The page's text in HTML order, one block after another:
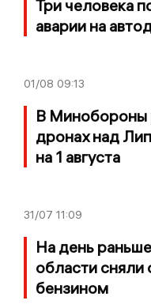
Три человека
аварии на
01/08 09:13
В Минобороны
дронах над
на 1 августа
31/07 11:09
На день
области сняли
бензином